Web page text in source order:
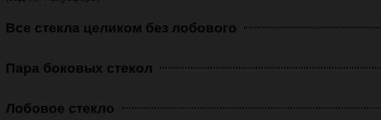
Все стекла целиком без лобового
Пара боковых стекол
Лобовое стекло